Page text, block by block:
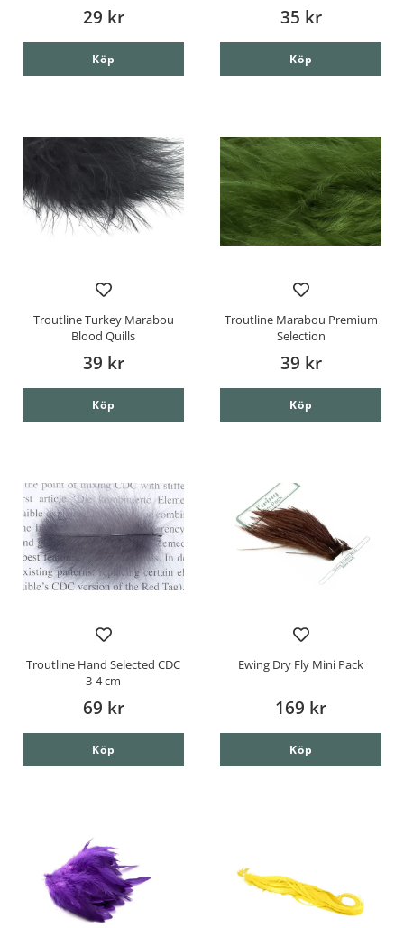
29 kr
Köp
35 kr
Köp
Troutline Turkey Marabou
Blood Quills
39 kr
Köp
Troutline Marabou Premium
Selection
39 kr
Köp
Troutline Hand Selected CDC
3-4 cm
69 kr
Köp
Ewing Dry Fly Mini Pack
169 kr
Köp